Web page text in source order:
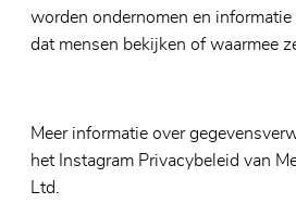
worden ondernomen en
dat mensen bekijken of waarmee
Meer informatie over
het Instagram Privacybeleid van
Ltd.